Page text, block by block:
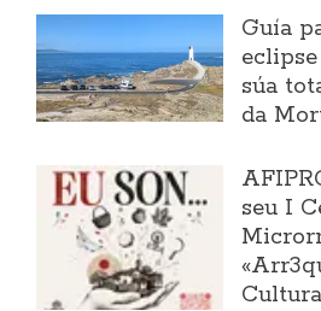
Guía
súa
da
seu I